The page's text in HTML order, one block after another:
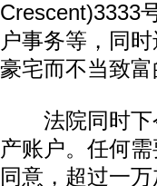
Crescent)3333
户事务等，同
豪宅而不当致富
法院同时下
产账户。任何
同意，超过一
动